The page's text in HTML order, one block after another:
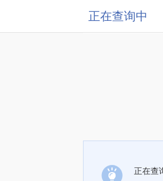
正在查询中
正在查